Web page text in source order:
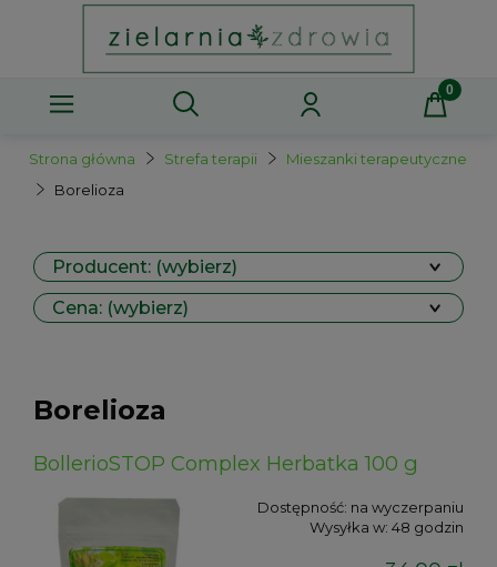
Strona główna Strefa terapii
Mieszanki terapeutyczne
Borelioza
Producent: (wybierz)
Cena: (wybierz)
Borelioza
BollerioSTOP Complex Herbatka 100 g
Dostępność: na wyczerpaniu
Wysyłka w: 48 godzin